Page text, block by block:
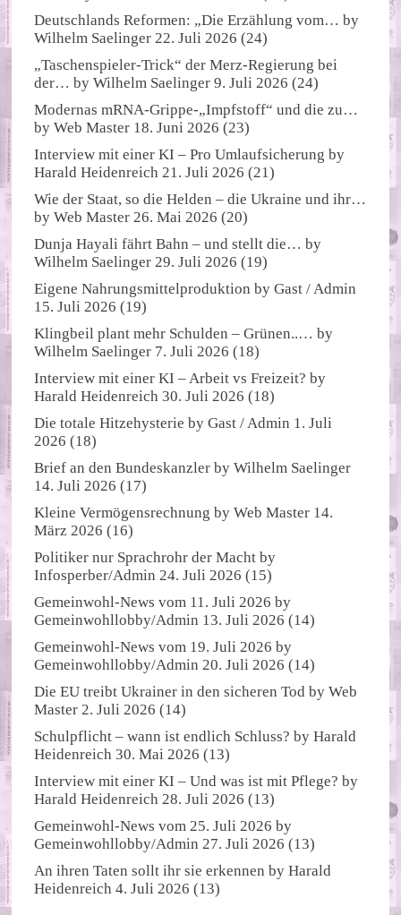
Deutschlands Reformen: „Die Erzählung vom… by
Wilhelm Saelinger 22. Juli 2026 (24)
„Taschenspieler-Trick“ der Merz-Regierung bei
der… byWilhelm Saelinger 9. Juli 2026 (24)
Modernas mRNA-Grippe-„Impfstoff“ und die zu…
byWeb Master 18. Juni 2026 (23)
Interview mit einer KI – Pro Umlaufsicherung by
Harald Heidenreich 21. Juli 2026 (21)
Wie der Staat, so die Helden – die Ukraine und ihr…
byWeb Master 26. Mai 2026 (20)
Dunja Hayali fährt Bahn – und stellt die… by
Wilhelm Saelinger 29. Juli 2026 (19)
Eigene Nahrungsmittelproduktion byGast / Admin
15. Juli 2026 (19)
Klingbeil plant mehr Schulden – Grünen..… by
Wilhelm Saelinger 7. Juli 2026 (18)
Interview mit einer KI – Arbeit vs Freizeit? by
Harald Heidenreich 30. Juli 2026 (18)
Die totale Hitzehysterie byGast / Admin 1. Juli
2026 (18)
Brief an den Bundeskanzler byWilhelm Saelinger
14. Juli 2026 (17)
Kleine Vermögensrechnung byWeb Master 14.
März 2026 (16)
Politiker nur Sprachrohr der Macht by
Infosperber/Admin 24. Juli 2026 (15)
Gemeinwohl-News vom 11. Juli 2026 by
Gemeinwohllobby/Admin 13. Juli 2026 (14)
Gemeinwohl-News vom 19. Juli 2026 by
Gemeinwohllobby/Admin 20. Juli 2026 (14)
Die EU treibt Ukrainer in den sicheren Tod byWeb
Master 2. Juli 2026 (14)
Schulpflicht – wann ist endlich Schluss? byHarald
Heidenreich 30. Mai 2026 (13)
Interview mit einer KI – Und was ist mit Pflege? by
Harald Heidenreich 28. Juli 2026 (13)
Gemeinwohl-News vom 25. Juli 2026 by
Gemeinwohllobby/Admin 27. Juli 2026 (13)
An ihren Taten sollt ihr sie erkennen byHarald
Heidenreich 4. Juli 2026 (13)